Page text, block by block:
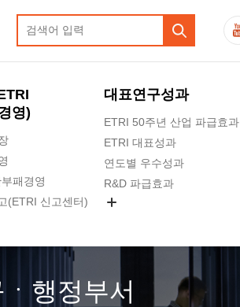
영)
패경영
(ETRI 신고센터)
리
현황
대표연구성과
ETRI 50주년 산업 파급효과
ETRI 대표성과
연도별 우수성과
R&D 파급효과
행정부서